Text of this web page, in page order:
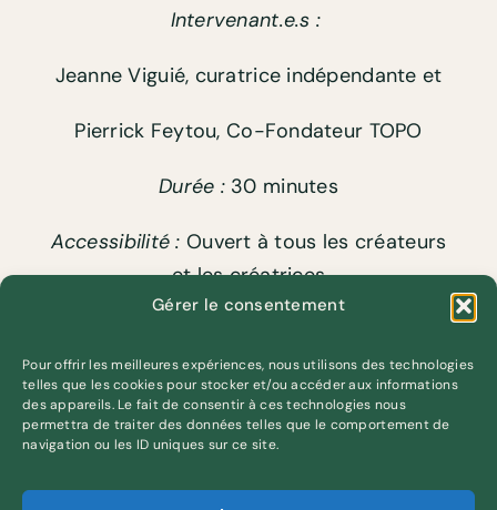
Gérer le consentement
Pour offrir les meilleures expériences, nous utilisons des technologies
telles que les cookies pour stocker et/ou accéder aux informations
des appareils. Le fait de consentir à ces technologies nous
permettra de traiter des données telles que le comportement de
navigation ou les ID uniques sur ce site.
Intervenant.e.s :
Jeanne Viguié, curatrice indépendante et
Pierrick Feytou, Co-Fondateur TOPO
Durée :30 minutes
Accessibilité : Ouvert à tous les créateurs
et les créatrices
Actualité et débouchés
Analyser l’art in situ :